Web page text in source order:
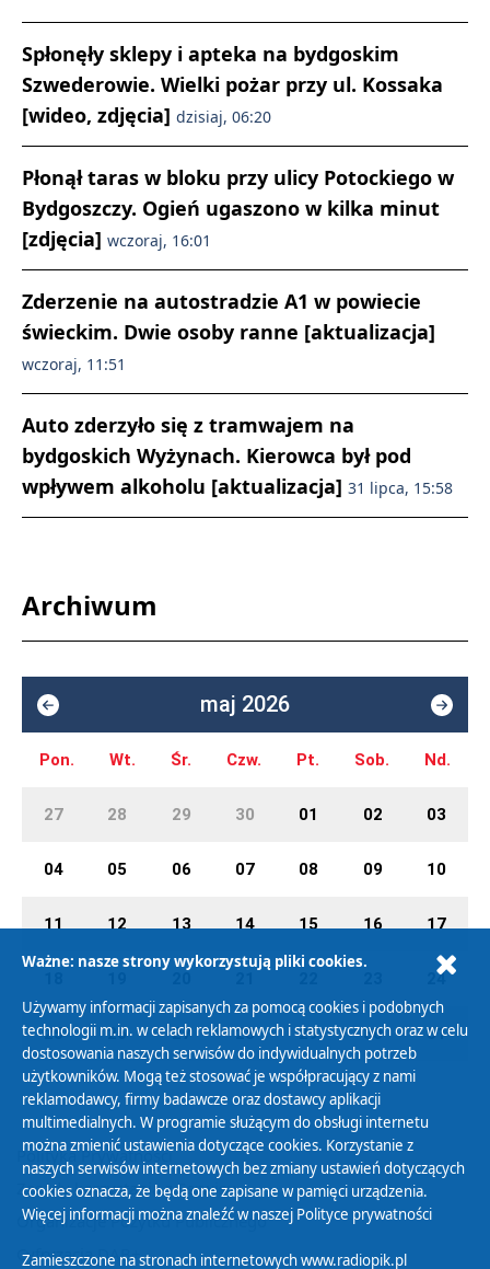
Spłonęły sklepy i apteka na bydgoskim
Szwederowie. Wielki pożar przy ul. Kossaka
[wideo, zdjęcia] dzisiaj, 06:20
Płonął taras w bloku przy ulicy Potockiego w
Bydgoszczy. Ogień ugaszono w kilka minut
[zdjęcia] wczoraj, 16:01
Zderzenie na autostradzie A1 w powiecie
świeckim. Dwie osoby ranne [aktualizacja]
wczoraj, 11:51
Auto zderzyło się z tramwajem na
bydgoskich Wyżynach. Kierowca był pod
wpływem alkoholu [aktualizacja] 31 lipca, 15:58
Archiwum
maj 2026
Pon. Wt. Śr. Czw. Pt. Sob. Nd.
27 28 29 30 01 02 03
04 05 06 07 08 09 10
11 12 13 14 15 16 17
24
25 26 27 28 29 30 31
Polityka Prywatności
Zasady korzystania z Serwisu
Organizacje Pożytku Publicznego
Cyfryzacja DAB+
Ważne: nasze strony wykorzystują pliki cookies.
Używamy informacji zapisanych za pomocą cookies i podobnych
technologii m.in. w celach reklamowych i statystycznych oraz w celu
dostosowania naszych serwisów do indywidualnych potrzeb
użytkowników. Mogą też stosować je współpracujący z nami
reklamodawcy, firmy badawcze oraz dostawcy aplikacji
multimedialnych. W programie służącym do obsługi internetu
można zmienić ustawienia dotyczące cookies. Korzystanie z
naszych serwisów internetowych bez zmiany ustawień dotyczących
cookies oznacza, że będą one zapisane w pamięci urządzenia.
Więcej informacji można znaleźć w naszej Polityce prywatności
Zamieszczone na stronach internetowych www.radiopik.pl